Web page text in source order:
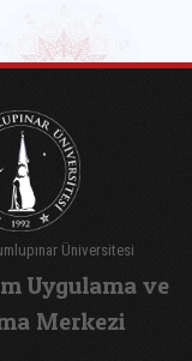
Üniversitesi
Uygulama ve
Merkezi